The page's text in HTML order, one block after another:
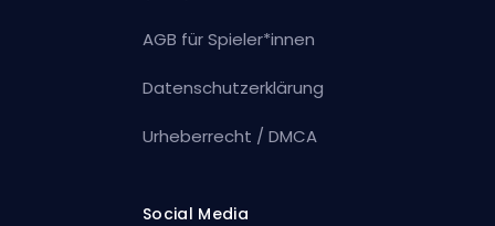
AGB für Spieler*innen
Datenschutzerklärung
Urheberrecht / DMCA
Social Media